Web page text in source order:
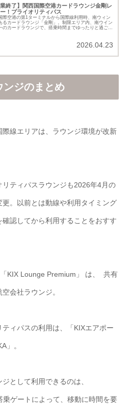
業終了】関西国際空港カードラウンジ金剛レ
！プライオリティパス
際空港の第1ターミナルから国際線利用時、南ウィン
るカードラウンジ「金剛」。制限エリア内、南ウイン
のカードラウンジで、搭乗時間までゆったりと過ごせ
2026.04.23
ンジのまとめ
線エリアは、ラウンジ環境が改新
ティパスラウンジも2026年4月の
。 以前とは動線や利用タイミング
認してから利用することをおすす
「KIX Lounge Premium」 は、 共有
会社ラウンジ。
ィパスの利用は、「KIXエアポー
」。
として利用できるのは、
乗ゲートによって、移動に時間を要